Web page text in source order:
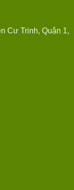
Cư Trinh, Quận 1,